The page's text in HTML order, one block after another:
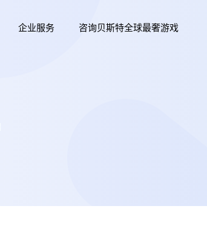
企业服务 咨询贝斯特全球最奢游戏